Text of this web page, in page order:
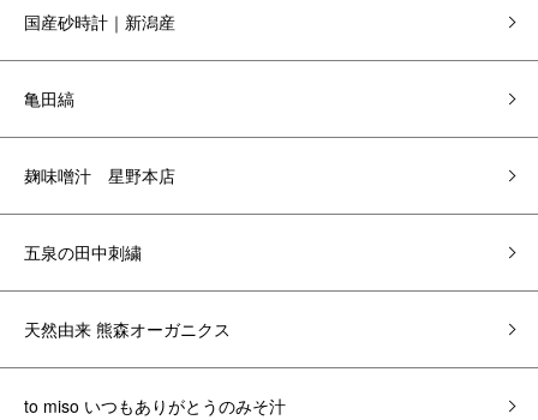
国産砂時計｜新潟産
亀田縞
麹味噌汁 星野本店
五泉の田中刺繍
天然由来 熊森オーガニクス
to miso いつもありがとうのみそ汁